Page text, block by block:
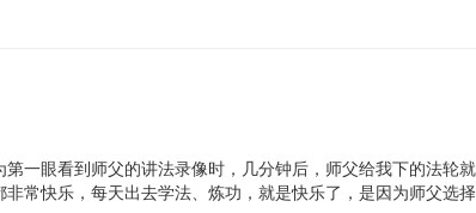
一眼看到师父的讲法录像时，几分钟后，师父给我下的法轮就
常快乐，每天出去学法、炼功，就是快乐了，是因为师父选择